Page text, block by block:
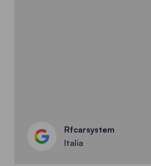
Rfcarsystem
Italia